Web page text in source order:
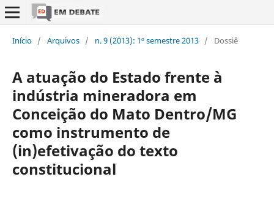
Início / Arquivos / n. 9 (2013): 1º semestre 2013 / Dossiê
A atuação do Estado frente à
indústria mineradora em
Conceição do Mato Dentro/MG
como instrumento de
(in)efetivação do texto
constitucional